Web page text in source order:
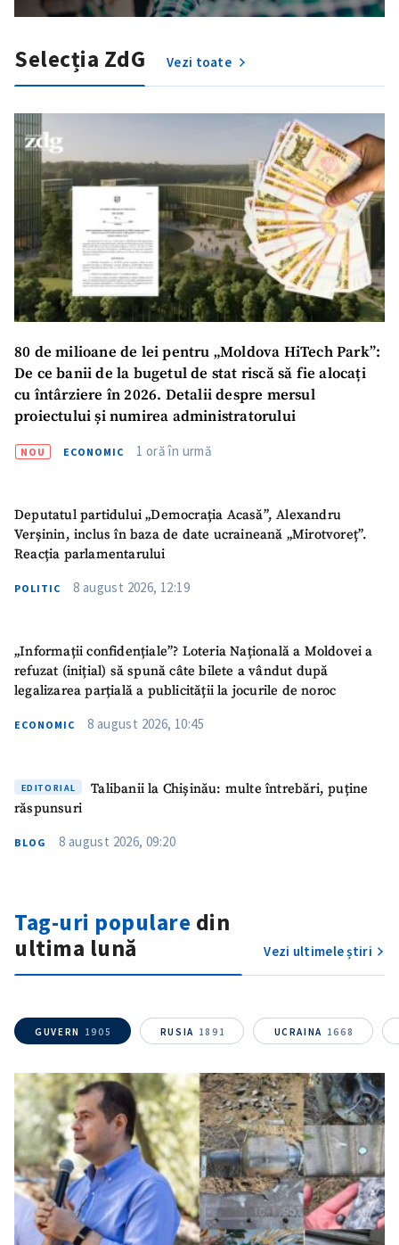
Selecția ZdG Vezi toate
80 de milioane de lei pentru „Moldova HiTech Park”:
De ce banii de la bugetul de stat riscă să fie alocați
cu întârziere în 2026. Detalii despre mersul
proiectului și numirea administratorului
NOU ECONOMIC 1 oră în urmă
Deputatul partidului „Democrația Acasă”, Alexandru
Verșinin, inclus în baza de date ucraineană „Mirotvoreț”.
Reacția parlamentarului
POLITIC 8 august 2026, 12:19
„Informații confidențiale”? Loteria Națională a Moldovei a
refuzat (inițial) să spună câte bilete a vândut după
legalizarea parțială a publicității la jocurile de noroc
ECONOMIC 8 august 2026, 10:45
EDITORIAL
Talibanii la Chișinău: multe întrebări, puține
răspunsuri
BLOG 8 august 2026, 09:20
Tag-uri populare din
ultima lună
Vezi ultimele știri
GUVERN 1905 RUSIA 1891 UCRAINA 1668
Telefon
+ Telefon personal
Am citit și sunt de
confidențialitate.